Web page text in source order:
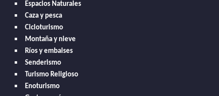
Espacios Naturales
Caza y pesca
Cicloturismo
Montaña y nieve
Ríos y embalses
Senderismo
Turismo Religioso
Enoturismo